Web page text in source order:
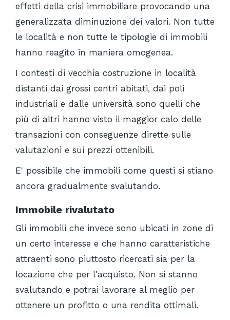
effetti della crisi immobiliare provocando una
generalizzata diminuzione dei valori. Non tutte
le località e non tutte le tipologie di immobili
hanno reagito in maniera omogenea.
I contesti di vecchia costruzione in località
distanti dai grossi centri abitati, dai poli
industriali e dalle università sono quelli che
più di altri hanno visto il maggior calo delle
transazioni con conseguenze dirette sulle
valutazioni e sui prezzi ottenibili.
E' possibile che immobili come questi si stiano
ancora gradualmente svalutando.
Immobile rivalutato
Gli immobili che invece sono ubicati in zone di
un certo interesse e che hanno caratteristiche
attraenti sono piuttosto ricercati sia per la
locazione che per l'acquisto. Non si stanno
svalutando e potrai lavorare al meglio per
ottenere un profitto o una rendita ottimali.